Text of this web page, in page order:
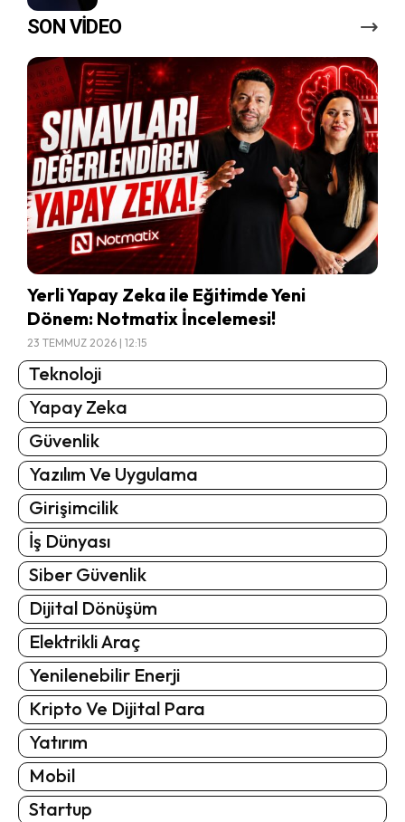
SON VİDEO
Yerli Yapay Zeka ile Eğitimde Yeni
Dönem: Notmatix İncelemesi!
23 TEMMUZ 2026 | 12:15
Teknoloji
Yapay Zeka
Güvenlik
Yazılım Ve Uygulama
Girişimcilik
İş Dünyası
Siber Güvenlik
Dijital Dönüşüm
Elektrikli Araç
Yenilenebilir Enerji
Kripto Ve Dijital Para
Yatırım
Mobil
Startup